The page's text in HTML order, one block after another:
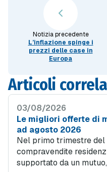
Notizia precedente
L’inflazione spinge i
prezzi delle case in
Europa
Articoli
03/08/2026
Le migliori offerte di
ad agosto 2026
Nel primo trimestre del
compravendite
supportato da un